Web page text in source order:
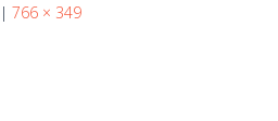
| 766 × 349